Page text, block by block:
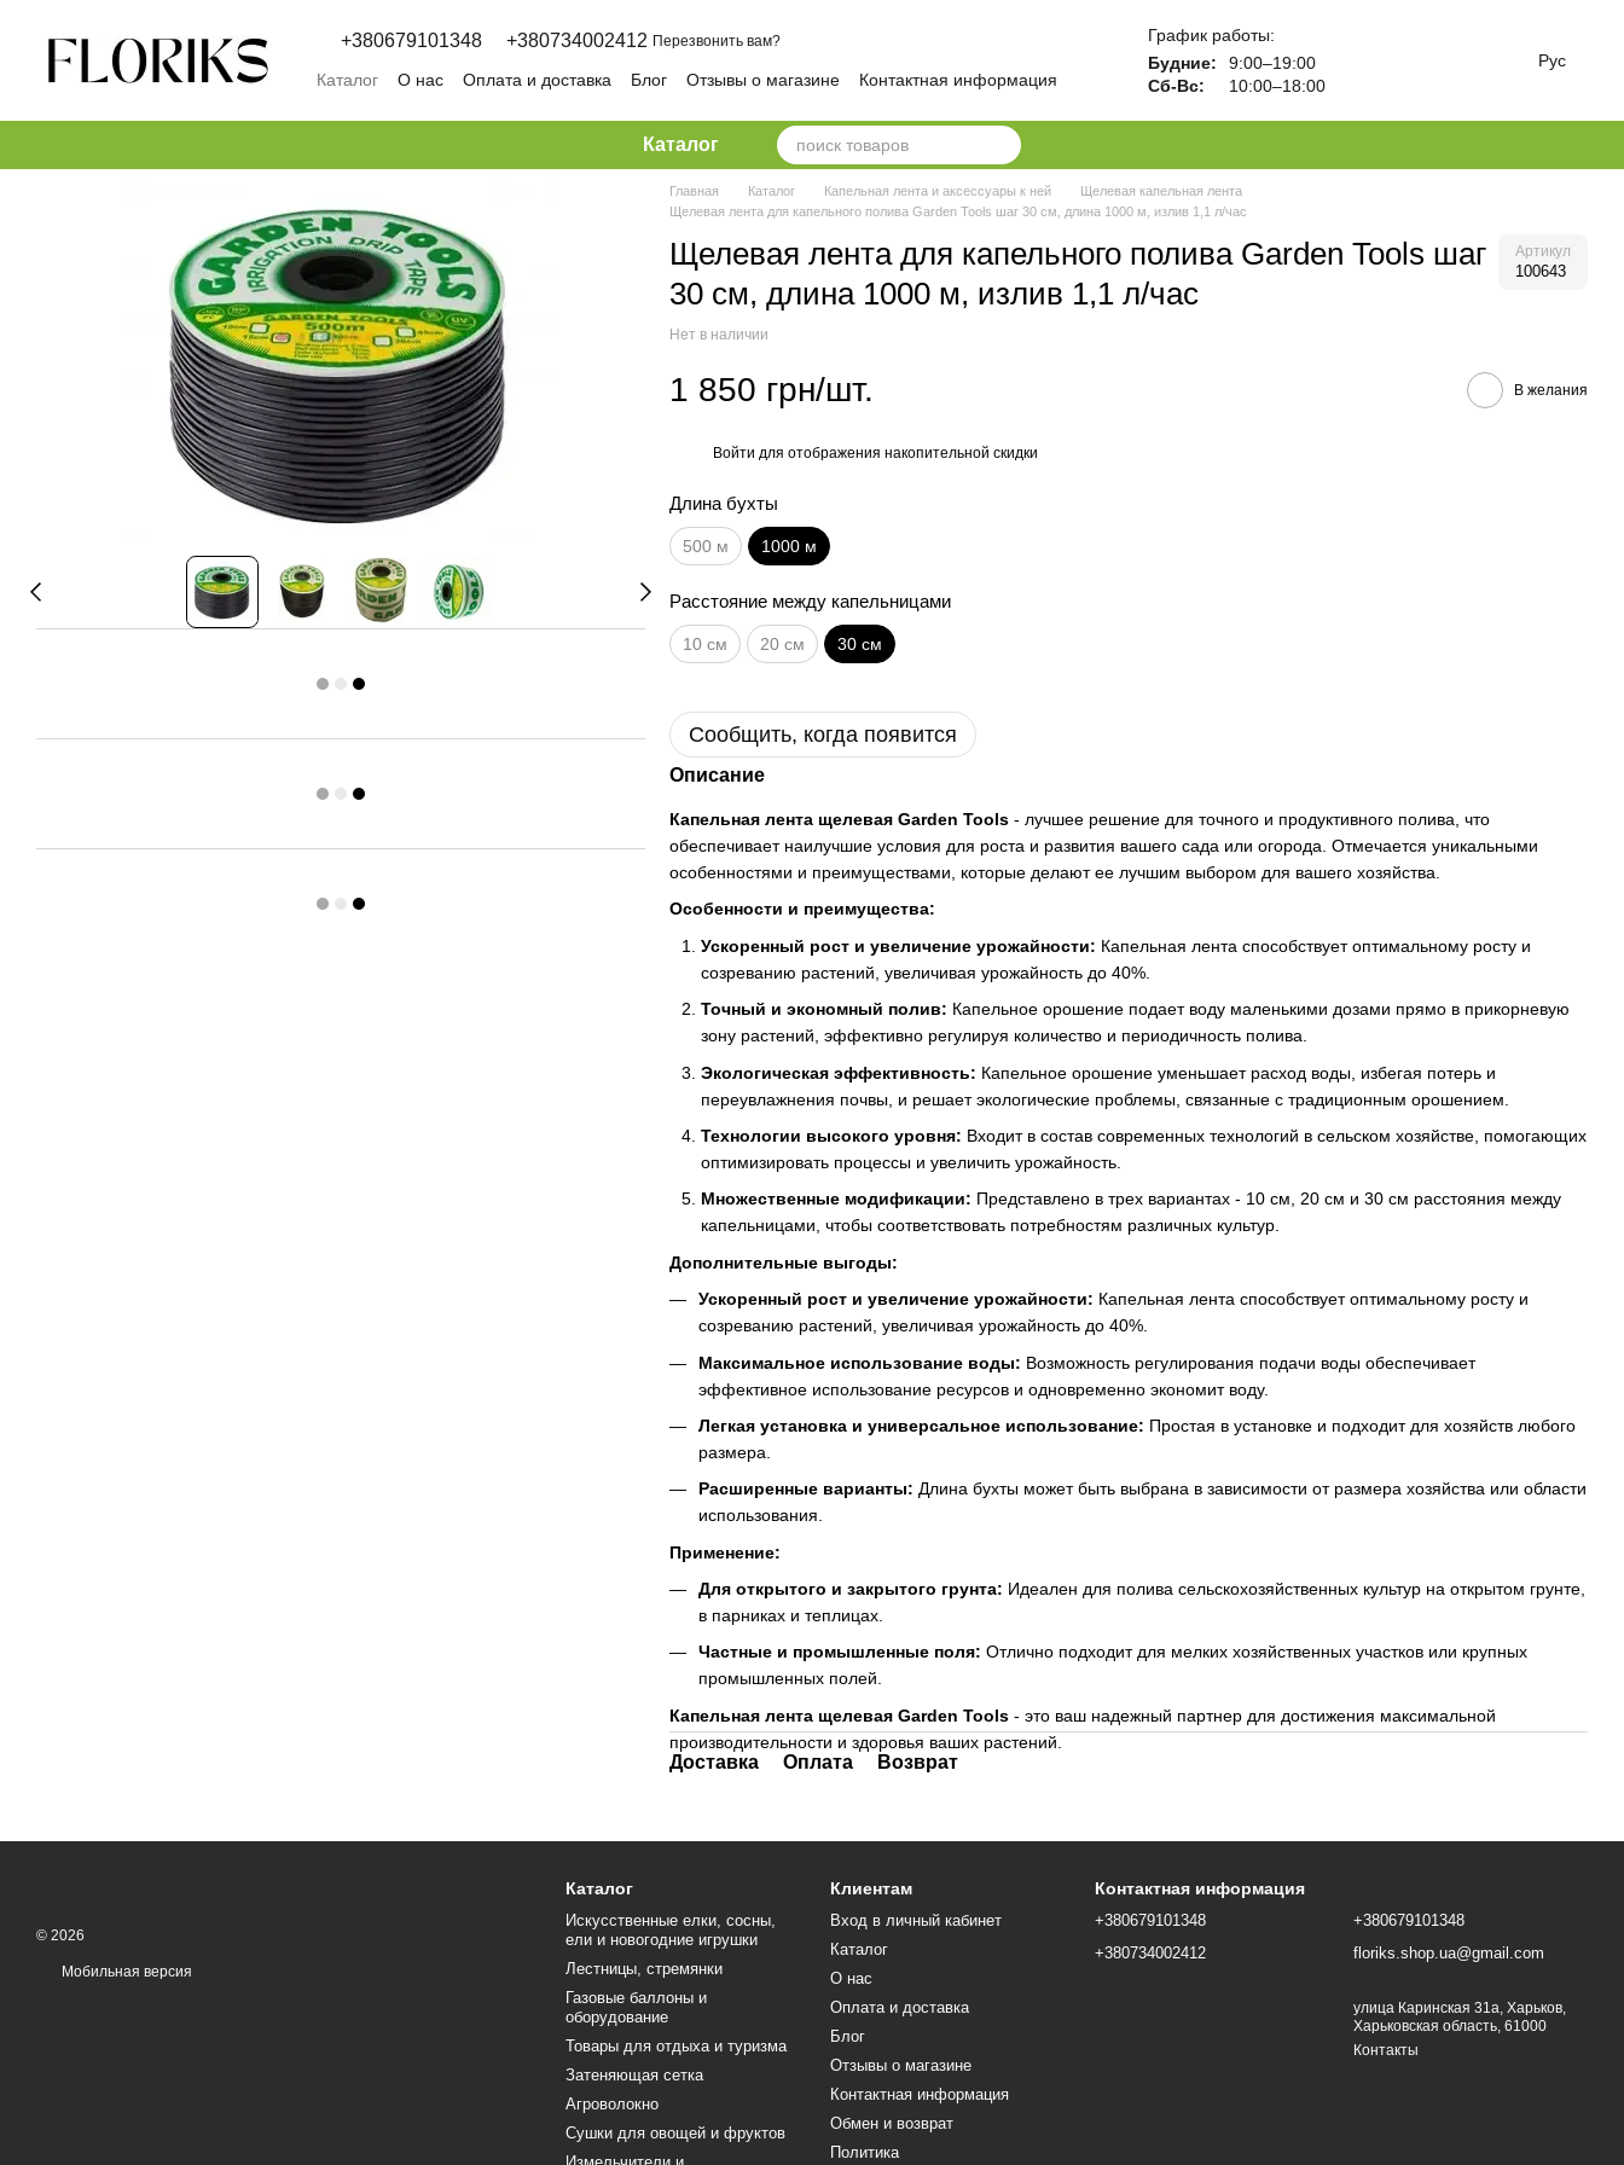
+380679101348 +380734002412 Перезвонить вам?
Каталог О нас Оплата и доставка Блог Отзывы о магазине
Контактная информация
График работы:
Будние:
9:00–19:00
Сб-Вс:
10:00–18:00
Рус
Каталог
Главная Каталог Капельная лента и аксессуары к ней
Щелевая капельная лента
Щелевая лента для капельного полива Garden Tools шаг 30 см, длина 1000 м, излив 1,1 л/час
Щелевая лента для капельного полива Garden Tools шаг
30 см, длина 1000 м, излив 1,1 л/час
Артикул
100643
Нет в наличии
1 850 грн/шт. В желания
Войти для отображения накопительной скидки
Длина бухты
500 м 1000 м
Расстояние между капельницами
10 см 20 см 30 см
Сообщить, когда появится
Описание
Капельная лента щелевая Garden Tools- лучшее решение для точного и продуктивного полива, что
обеспечивает наилучшие условия для роста и развития вашего сада или огорода. Отмечается уникальными
особенностями и преимуществами, которые делают ее лучшим выбором для вашего хозяйства.
Особенности и преимущества:
Ускоренный рост и увеличение урожайности: Капельная лента способствует оптимальному росту и
созреванию растений, увеличивая урожайность до 40%.
Точный и экономный полив: Капельное орошение подает воду маленькими дозами прямо в прикорневую
зону растений, эффективно регулируя количество и периодичность полива.
Экологическая эффективность: Капельное орошение уменьшает расход воды, избегая потерь и
переувлажнения почвы, и решает экологические проблемы, связанные с традиционным орошением.
Технологии высокого уровня: Входит в состав современных технологий в сельском хозяйстве, помогающих
оптимизировать процессы и увеличить урожайность.
Множественные модификации: Представлено в трех вариантах - 10 см, 20 см и 30 см расстояния между
капельницами, чтобы соответствовать потребностям различных культур.
Дополнительные выгоды:
Ускоренный рост и увеличение урожайности: Капельная лента способствует оптимальному росту и
созреванию растений, увеличивая урожайность до 40%.
Максимальное использование воды: Возможность регулирования подачи воды обеспечивает
эффективное использование ресурсов и одновременно экономит воду.
Легкая установка и универсальное использование: Простая в установке и подходит для хозяйств любого
размера.
Расширенные варианты: Длина бухты может быть выбрана в зависимости от размера хозяйства или области
использования.
Применение:
Для открытого и закрытого грунта: Идеален для полива сельскохозяйственных культур на открытом грунте,
в парниках и теплицах.
Частные и промышленные поля: Отлично подходит для мелких хозяйственных участков или крупных
промышленных полей.
Капельная лента щелевая Garden Tools- это ваш надежный партнер для достижения максимальной
производительности и здоровья ваших растений.
Доставка Оплата Возврат
© 2026
Мобильная версия
Каталог
Искусственные елки, сосны,
ели и новогодние игрушки
Лестницы, стремянки
Газовые баллоны и
оборудование
Товары для отдыха и туризма
Затеняющая сетка
Агроволокно
Сушки для овощей и фруктов
Клиентам
Вход в личный кабинет
Каталог
О нас
Оплата и доставка
Блог
Отзывы о магазине
Контактная информация
Обмен и возврат
Политика
Контактная информация
+380679101348
+380734002412
+380679101348
floriks.shop.ua@gmail.com
улица Каринская 31а, Харьков,
Харьковская область, 61000
Контакты